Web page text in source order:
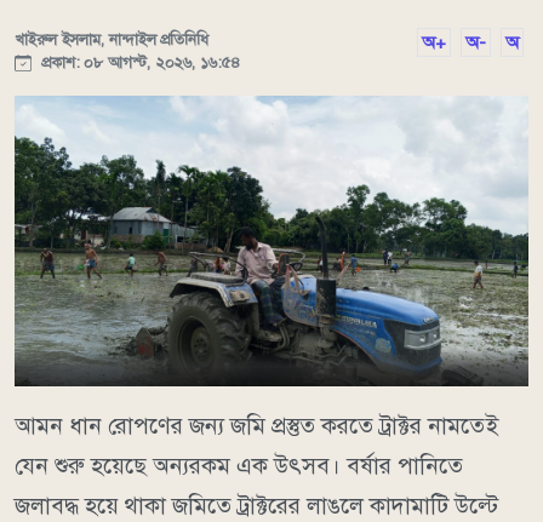
খাইরুল ইসলাম, নান্দাইল প্রতিনিধি
প্রকাশ: ০৮ আগস্ট, ২০২৬, ১৬:৫৪
অ+ অ- অ
আমন ধান রোপণের জন্য জমি প্রস্তুত করতে ট্রাক্টর নামতেই
যেন শুরু হয়েছে অন্যরকম এক উৎসব। বর্ষার পানিতে
জলাবদ্ধ হয়ে থাকা জমিতে ট্রাক্টরের লাঙলে কাদামাটি উল্টে